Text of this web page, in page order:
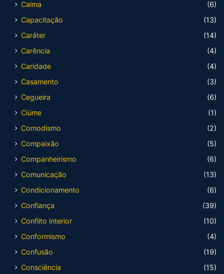
Calma
(6)
Capacitação
(13)
Caráter
(14)
Carência
(4)
Caridade
(4)
Casamento
(3)
Cegueira
(6)
Ciúme
(1)
Comodismo
(2)
Compaixão
(5)
Companheirismo
(6)
Comunicação
(13)
Condicionamento
(6)
Confiança
(39)
Conflito interior
(10)
Conformismo
(4)
Confusão
(19)
Consciência
(15)